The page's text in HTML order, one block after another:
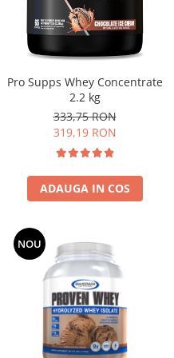
Pro Supps Whey Concentrate
2.2 kg
333,75 RON
319,19 RON
ADAUGA IN COS
NOU